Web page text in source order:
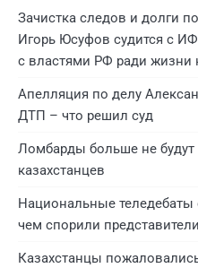
Зачистка следов и долги
Игорь Юсуфов судится с
с властями РФ ради жизни
Апелляция по делу
ДТП – что решил суд
Ломбарды больше не будут
казахстанцев
Национальные теледебаты
чем спорили
Казахстанцы